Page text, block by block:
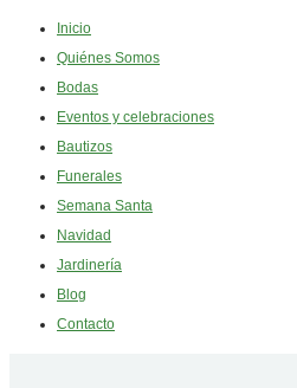
Inicio
Quiénes Somos
Bodas
Eventos y celebraciones
Bautizos
Funerales
Semana Santa
Navidad
Jardinería
Blog
Contacto